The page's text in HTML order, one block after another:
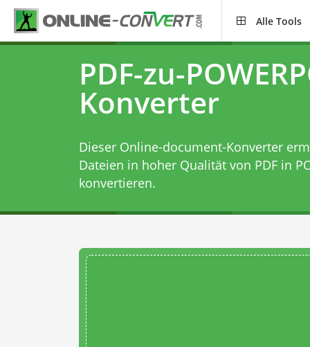
Alle Tools
PDF-zu-
Konverter
Dieser Online-document-Konverter
Dateien in hoher Qualität von PDF in
konvertieren.